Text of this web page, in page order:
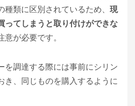
種類に区別されているため、 現
ってしまうと取り付けができな
意が必要です。
を調達する際には事前にシリン
き、同じものを購入するように